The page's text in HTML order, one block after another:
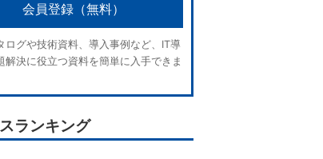
会員登録（無料）
ログや技術資料、導入事例など、IT導
解決に役立つ資料を簡単に入手できま
ランキング